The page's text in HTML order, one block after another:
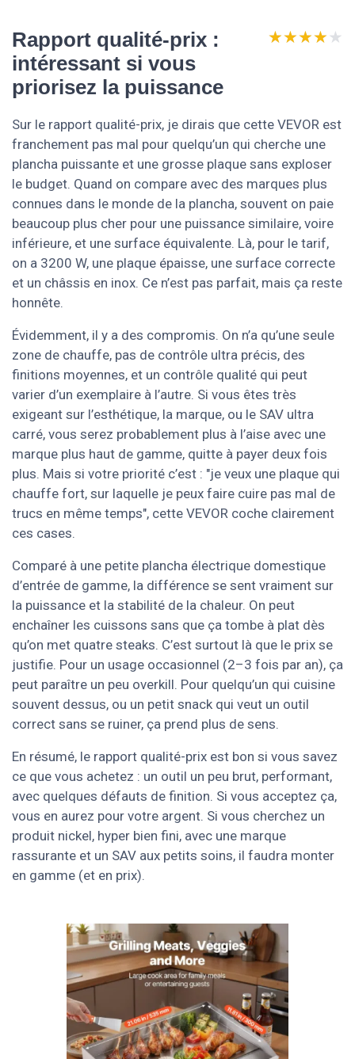
Rapport qualité-prix :
intéressant si vous
priorisez la puissance
★★★★★
★★★★★
Sur le rapport qualité-prix, je dirais que cette VEVOR est
franchement pas mal pour quelqu’un qui cherche une
plancha puissante et une grosse plaque sans exploser
le budget. Quand on compare avec des marques plus
connues dans le monde de la plancha, souvent on paie
beaucoup plus cher pour une puissance similaire, voire
inférieure, et une surface équivalente. Là, pour le tarif,
on a 3200 W, une plaque épaisse, une surface correcte
et un châssis en inox. Ce n’est pas parfait, mais ça reste
honnête.
Évidemment, il y a des compromis. On n’a qu’une seule
zone de chauffe, pas de contrôle ultra précis, des
finitions moyennes, et un contrôle qualité qui peut
varier d’un exemplaire à l’autre. Si vous êtes très
exigeant sur l’esthétique, la marque, ou le SAV ultra
carré, vous serez probablement plus à l’aise avec une
marque plus haut de gamme, quitte à payer deux fois
plus. Mais si votre priorité c’est : "je veux une plaque qui
chauffe fort, sur laquelle je peux faire cuire pas mal de
trucs en même temps", cette VEVOR coche clairement
ces cases.
Comparé à une petite plancha électrique domestique
d’entrée de gamme, la différence se sent vraiment sur
la puissance et la stabilité de la chaleur. On peut
enchaîner les cuissons sans que ça tombe à plat dès
qu’on met quatre steaks. C’est surtout là que le prix se
justifie. Pour un usage occasionnel (2–3 fois par an), ça
peut paraître un peu overkill. Pour quelqu’un qui cuisine
souvent dessus, ou un petit snack qui veut un outil
correct sans se ruiner, ça prend plus de sens.
En résumé, le rapport qualité-prix est bon si vous savez
ce que vous achetez : un outil un peu brut, performant,
avec quelques défauts de finition. Si vous acceptez ça,
vous en aurez pour votre argent. Si vous cherchez un
produit nickel, hyper bien fini, avec une marque
rassurante et un SAV aux petits soins, il faudra monter
en gamme (et en prix).